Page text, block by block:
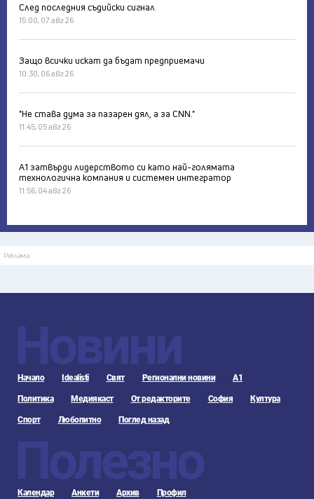
След последния съдийски сигнал
15:00, 07 авг 26
Защо всички искат да бъдат предприемачи
10:30, 06 авг 26
"Не става дума за пазарен дял, а за CNN."
11:45, 05 авг 26
А1 затвърди лидерството си като най-голямата
технологична компания и системен интегратор
11:56, 04 авг 26
Реклама
Новини
Начало Idealisti Свят Регионални новини А1
Политика Медиякаст От редакторите София Култура
Спорт Любопитно Поглед назад
Полезно
Календар Анкети Архив Профил